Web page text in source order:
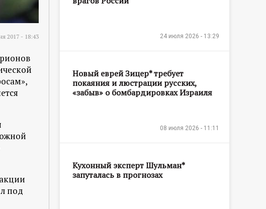
2017 - 18:43
под
24 июля 2026 - 13:29
Новый еврей Зицер* требует
покаяния и люстрации русских,
«забыв» о бомбардировках Израиля
08 июля 2026 - 11:11
Кухонный эксперт Шульман*
запуталась в прогнозах